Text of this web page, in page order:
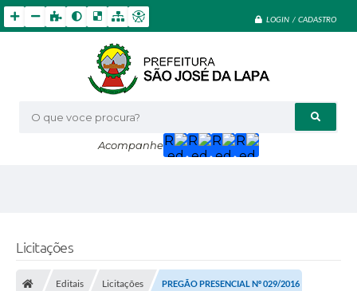
LOGIN / CADASTRO
O que voce procura?
Acompanhe
Licitações
Editais Licitações PREGÃO PRESENCIAL Nº 029/2016